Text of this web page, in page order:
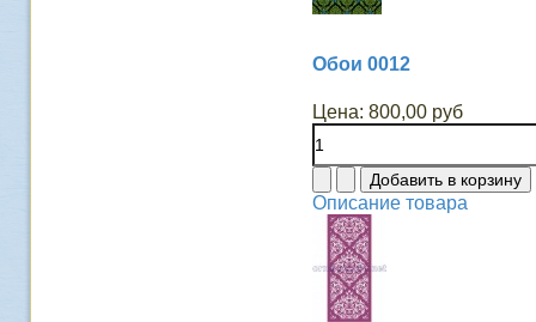
Обои 0012
Цена: 800,00 руб
Описание товара